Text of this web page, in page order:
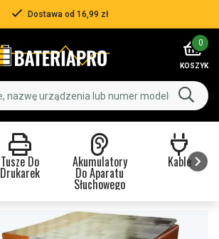
Dostawa od 16,99 zł
0
KOSZYK
Tusze Do
Drukarek
Akumulatory
Do Aparatu
Słuchowego
Kable